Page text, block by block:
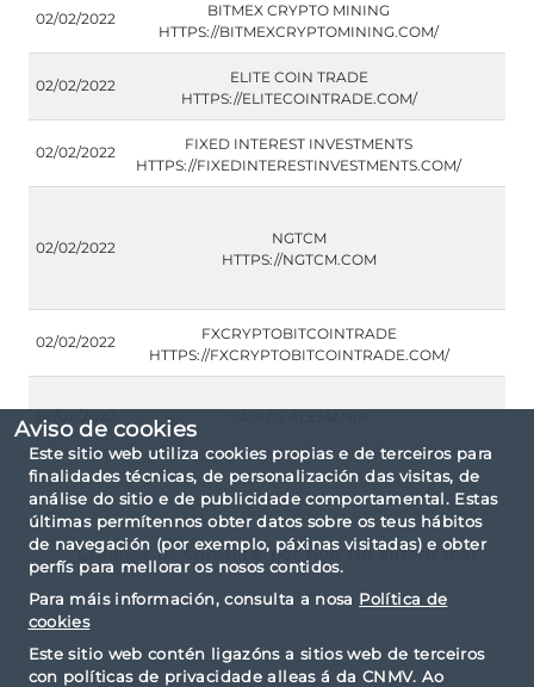
Aviso de cookies
Este sitio web utiliza cookies propias e de terceiros para
finalidades técnicas, de personalización das visitas, de
análise do sitio e de publicidade comportamental. Estas
últimas permítennos obter datos sobre os teus hábitos
de navegación (por exemplo, páxinas visitadas) e obter
perfís para mellorar os nosos contidos.
Para máis información, consulta a nosa Política de
cookies
Este sitio web contén ligazóns a sitios web de terceiros
con políticas de privacidade alleas á da CNMV. Ao
02/02/2022
BITMEX CRYPTO MINING
HTTPS://BITMEXCRYPTOMINING.COM/
02/02/2022
ELITE COIN TRADE
HTTPS://ELITECOINTRADE.COM/
02/02/2022
FIXED INTEREST INVESTMENTS
HTTPS://FIXEDINTERESTINVESTMENTS.COM/
02/02/2022
NGTCM
HTTPS://NGTCM.COM
02/02/2022
FXCRYPTOBITCOINTRADE
HTTPS://FXCRYPTOBITCOINTRADE.COM/
02/02/2022
Criterios de consulta: por tipo No autorizadas.